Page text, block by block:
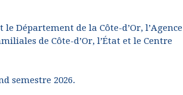
Département de la Côte-d’Or, l’Agence
de Côte-d’Or, l’État et le Centre
semestre 2026.